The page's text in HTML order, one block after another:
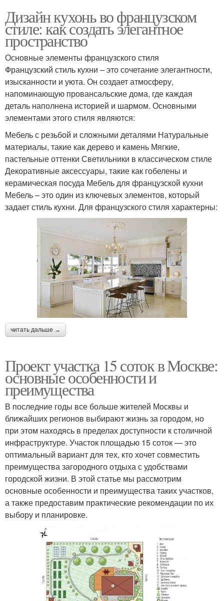
Дизайн кухонь во французском
стиле: как создать элегантное
пространство
Основные элементы французского стиля
Французский стиль кухни – это сочетание элегантности,
изысканности и уюта. Он создает атмосферу,
напоминающую провансальские дома, где каждая
деталь наполнена историей и шармом. Основными
элементами этого стиля являются:
Мебель с резьбой и сложными деталями Натуральные
материалы, такие как дерево и камень Мягкие,
пастельные оттенки Светильники в классическом стиле
Декоративные аксессуары, такие как гобелены и
керамическая посуда Мебель для французской кухни
Мебель – это один из ключевых элементов, который
задает стиль кухни. Для французского стиля характерны:
читать дальше →
Проект участка 15 соток в Москве:
основные особенности и
преимущества
В последние годы все больше жителей Москвы и
ближайших регионов выбирают жизнь за городом, но
при этом находясь в пределах доступности к столичной
инфраструктуре. Участок площадью 15 соток — это
оптимальный вариант для тех, кто хочет совместить
преимущества загородного отдыха с удобствами
городской жизни. В этой статье мы рассмотрим
основные особенности и преимущества таких участков,
а также предоставим практические рекомендации по их
выбору и планировке.